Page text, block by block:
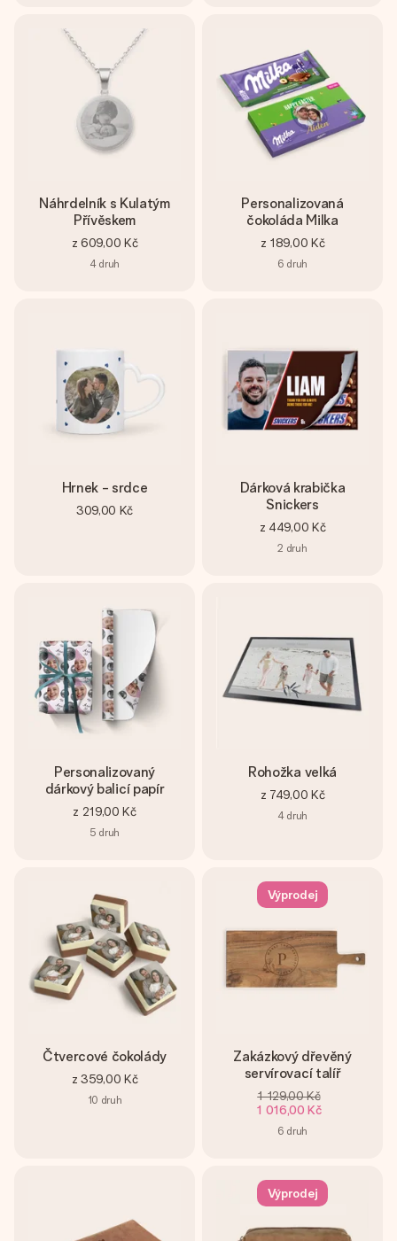
Náhrdelník s Kulatým
Přívěskem
z 609,00 Kč
4 druh
Personalizovaná
čokoláda Milka
z 189,00 Kč
6 druh
Hrnek - srdce
309,00 Kč
Dárková krabička
Snickers
z 449,00 Kč
2 druh
Personalizovaný
dárkový balicí papír
z 219,00 Kč
5 druh
Rohožka velká
z 749,00 Kč
4 druh
Čtvercové čokolády
z 359,00 Kč
10 druh
Výprodej
Zakázkový dřevěný
servírovací talíř
1 129,00 Kč
1 016,00 Kč
6 druh
Výprodej